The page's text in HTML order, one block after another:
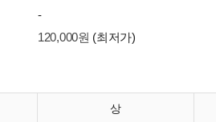
-
120,000원 (최저가)
상